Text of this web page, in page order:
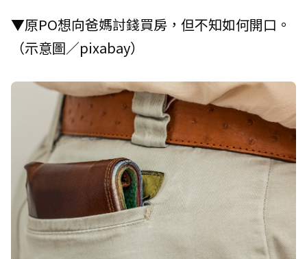
▼原PO想向爸媽討錢買房，但不知如何開口。
（示意圖／pixabay）